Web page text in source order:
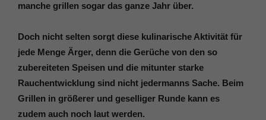
manche grillen sogar das ganze Jahr über.
Doch nicht selten sorgt diese kulinarische Aktivität für
jede Menge Ärger, denn die Gerüche von den so
zubereiteten Speisen und die mitunter starke
Rauchentwicklung sind nicht jedermanns Sache. Beim
Grillen in größerer und geselliger Runde kann es
zudem auch noch laut werden.